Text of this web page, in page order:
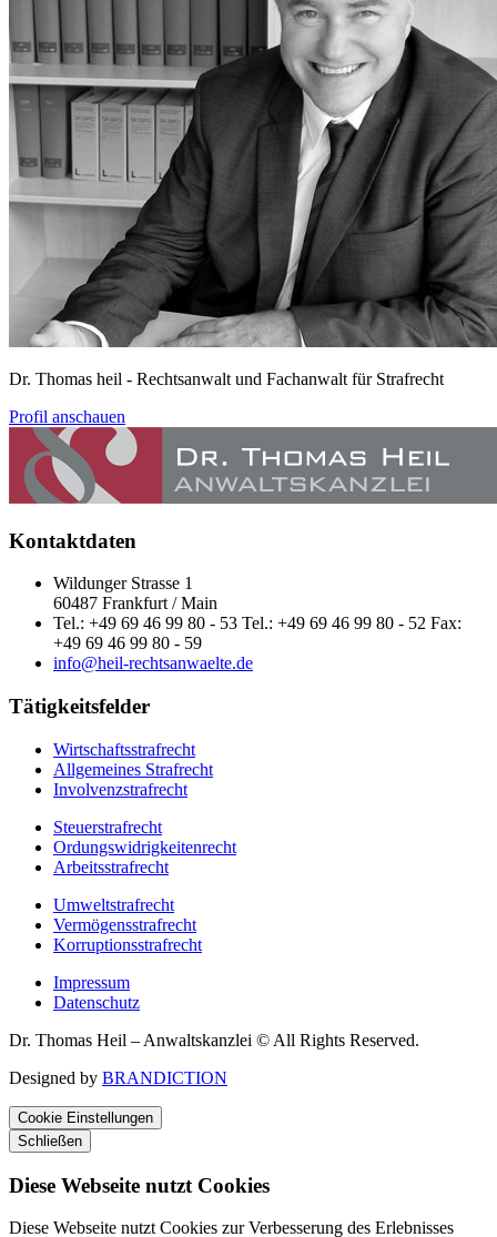
Dr. Thomas heil - Rechtsanwalt und Fachanwalt für Strafrecht
Profil anschauen
Kontaktdaten
Wildunger Strasse 1
60487 Frankfurt / Main
Tel.: +49 69 46 99 80 - 53 Tel.: +49 69 46 99 80 - 52 Fax:
+49 69 46 99 80 - 59
info@heil-rechtsanwaelte.de
Tätigkeitsfelder
Wirtschaftsstrafrecht
Allgemeines Strafrecht
Involvenzstrafrecht
Steuerstrafrecht
Ordungswidrigkeitenrecht
Arbeitsstrafrecht
Umweltstrafrecht
Vermögensstrafrecht
Korruptionsstrafrecht
Impressum
Datenschutz
Dr. Thomas Heil – Anwaltskanzlei © All Rights Reserved.
Designed by BRANDICTION
Cookie Einstellungen
Schließen
Diese Webseite nutzt Cookies
Diese Webseite nutzt Cookies zur Verbesserung des Erlebnisses